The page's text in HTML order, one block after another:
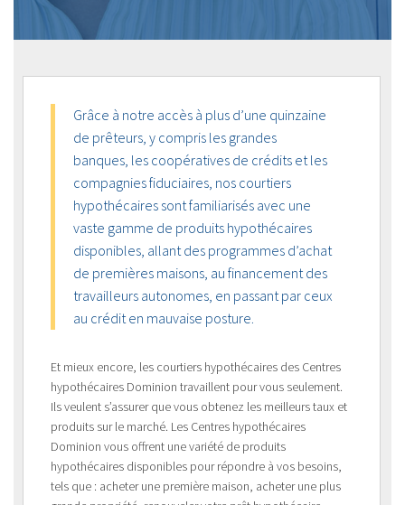
Grâce à notre accès à plus d’une quinzaine
de prêteurs, y compris les grandes
banques, les coopératives de crédits et les
compagnies fiduciaires, nos courtiers
hypothécaires sont familiarisés avec une
vaste gamme de produits hypothécaires
disponibles, allant des programmes d’achat
de premières maisons, au financement des
travailleurs autonomes, en passant par ceux
au crédit en mauvaise posture.
Et mieux encore, les courtiers hypothécaires des Centres
hypothécaires Dominion travaillent pour vous seulement.
Ils veulent s’assurer que vous obtenez les meilleurs taux et
produits sur le marché. Les Centres hypothécaires
Dominion vous offrent une variété de produits
hypothécaires disponibles pour répondre à vos besoins,
tels que : acheter une première maison, acheter une plus